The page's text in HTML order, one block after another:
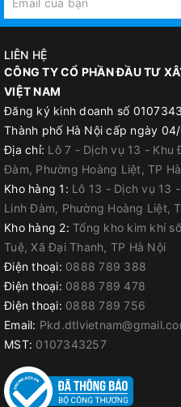
LIÊN HỆ
CÔNG TY CỔ PHẦN ĐẦU TƯ
VIỆT NAM
Đăng ký kinh doanh số
Thành phố Hà Nội cấp ngày
Địa chỉ: Lô 7 - Dịch vụ 13 - Khu
Đàm, Phường Hoàng Liệt, TP
Kho hàng 1: Lô 13 - Dịch vụ 13
Linh Đàm, Phường Hoàng Liệt,
Kho hàng 2: Tổng kho kim khí
Tuệ, Xã Đại Thanh, TP Hà Nội
Điện thoại: 0888 789 388
Điện thoại: 0888 789 478
Điện thoại: 0888 789 756
Email:
MST: 0107343257